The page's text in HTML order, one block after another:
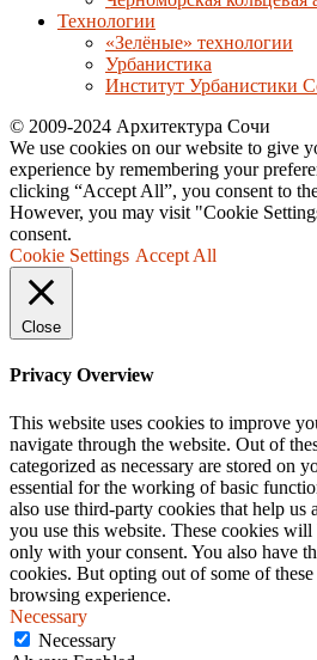
Технологии
«Зелёные» технологии
Урбанистика
Институт Урбанистики
© 2009-2024 Архитектура Сочи
We use cookies on our website to give
experience by remembering your
clicking “Accept All”, you consent to
However, you may visit "Cookie
consent.
Cookie Settings Accept All
Close
Privacy Overview
This website uses cookies to improve
navigate through the website. Out of
categorized as necessary are stored on
essential for the working of basic
also use third-party cookies that help us
you use this website. These cookies
only with your consent. You also have
cookies. But opting out of some of
browsing experience.
Necessary
Necessary